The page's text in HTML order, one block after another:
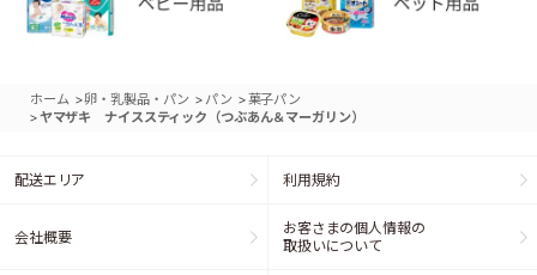
ホーム >卵・乳製品・パン > パン >菓子パン
>ヤマザキ ナイススティック（つぶあん＆マーガリン）
配送エリア 利用規約
会社概要
お客さまの個人情報の
取扱いについて